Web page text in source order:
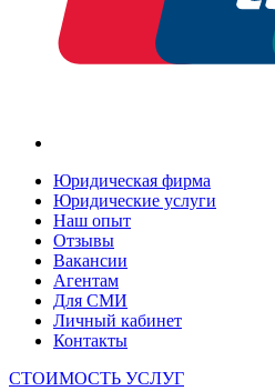
Юридическая фирма
Юридические услуги
Наш опыт
Отзывы
Вакансии
Агентам
Для СМИ
Личный кабинет
Контакты
СТОИМОСТЬ УСЛУГ